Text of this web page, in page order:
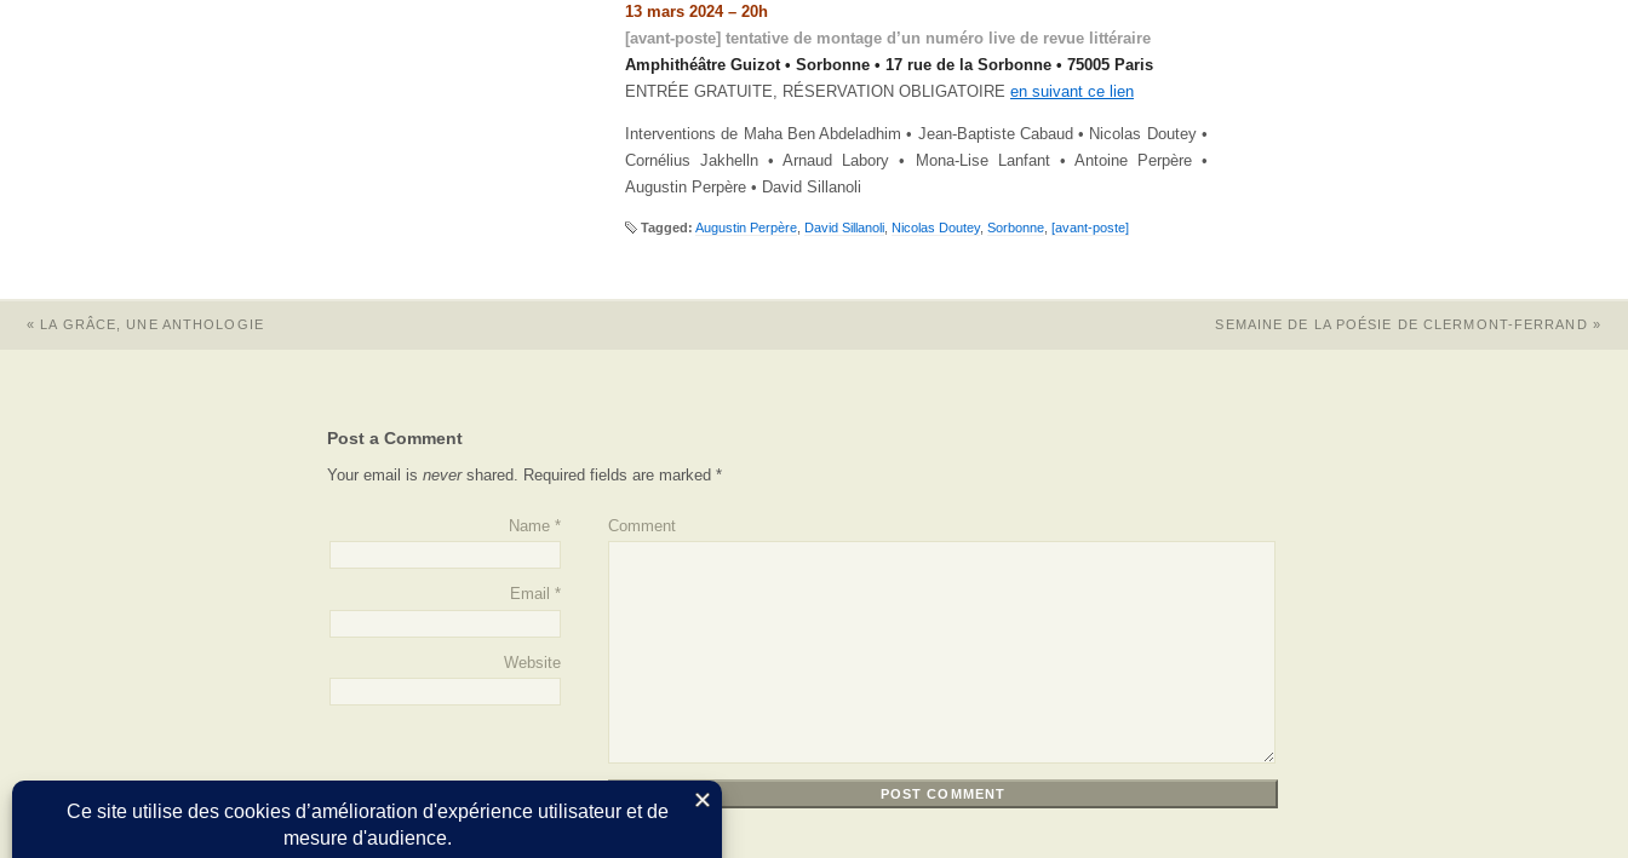
13 mars 2024 – 20h
[avant-poste] tentative de montage d’un numéro live de revue littéraire
Amphithéâtre Guizot • Sorbonne • 17 rue de la Sorbonne • 75005 Paris
ENTRÉE GRATUITE, RÉSERVATION OBLIGATOIRE en suivant ce lien
Interventions de Maha Ben Abdeladhim • Jean-Baptiste Cabaud • Nicolas Doutey •
Cornélius Jakhelln • Arnaud Labory • Mona-Lise Lanfant • Antoine Perpère •
Augustin Perpère • David Sillanoli
Tagged: Augustin Perpère David Sillanoli Nicolas Doutey, Sorbonne [avant-poste]
« LA GRÂCE, UNE ANTHOLOGIE SEMAINE DE LA POÉSIE DE CLERMONT-FERRAND »
Post a Comment
Your email isnevershared. Required fields are marked*
Name *
Email *
Website
Comment